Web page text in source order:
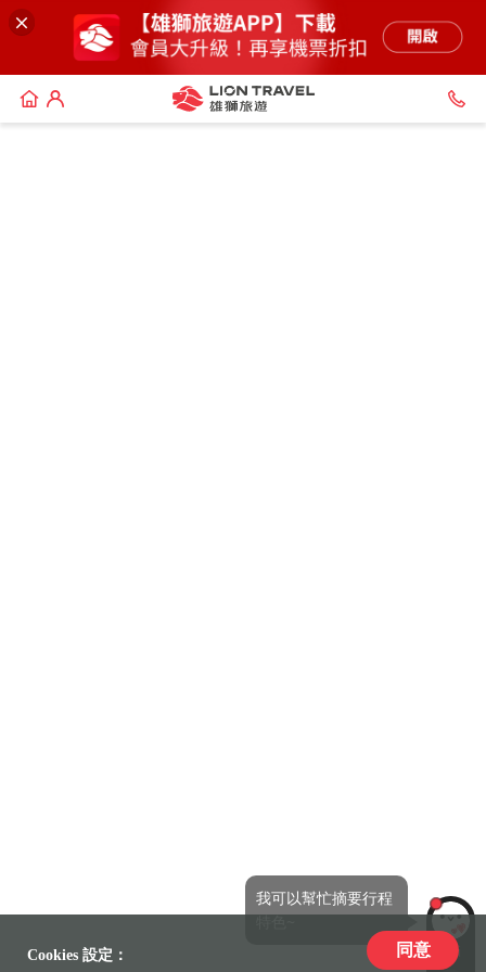
LiLi
我可以幫忙摘要行程
特色~
Cookies 設定： 同意